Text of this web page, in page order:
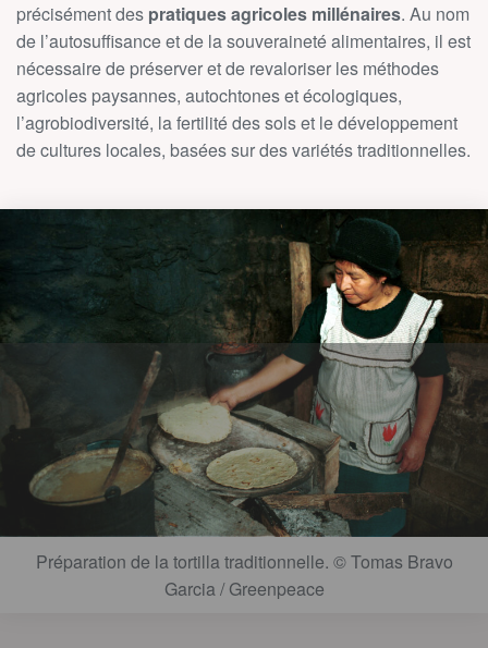
précisément des pratiques agricoles millénaires. Au nom
de l’autosuffisance et de la souveraineté alimentaires, il est
nécessaire de préserver et de revaloriser les méthodes
agricoles paysannes, autochtones et écologiques,
l’agrobiodiversité, la fertilité des sols et le développement
de cultures locales, basées sur des variétés traditionnelles.
Préparation de la tortilla traditionnelle. © Tomas Bravo
Garcia / Greenpeace